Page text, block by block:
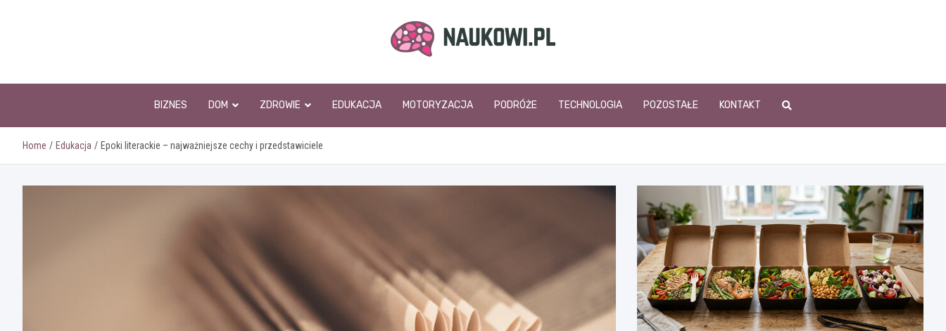
BIZNES DOM ZDROWIE EDUKACJA MOTORYZACJA PODRÓŻE TECHNOLOGIA POZOSTAŁE KONTAKT
Home Edukacja Epoki literackie – najważniejsze cechy i przedstawiciele